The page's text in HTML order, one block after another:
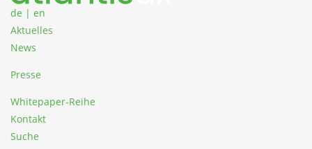
de | en
Aktuelles
News
Presse
Whitepaper-Reihe
Kontakt
Suche